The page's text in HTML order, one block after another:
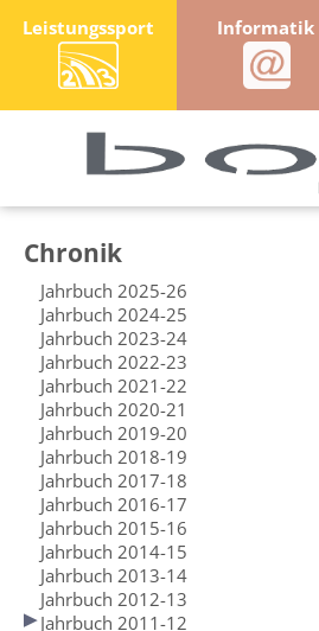
Leistungssport Informatik
Chronik
Jahrbuch 2025-26
Jahrbuch 2024-25
Jahrbuch 2023-24
Jahrbuch 2022-23
Jahrbuch 2021-22
Jahrbuch 2020-21
Jahrbuch 2019-20
Jahrbuch 2018-19
Jahrbuch 2017-18
Jahrbuch 2016-17
Jahrbuch 2015-16
Jahrbuch 2014-15
Jahrbuch 2013-14
Jahrbuch 2012-13
Jahrbuch 2011-12